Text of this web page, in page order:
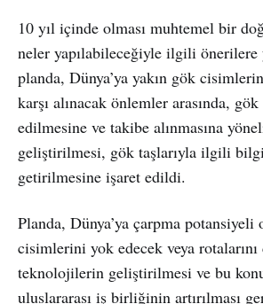
10 yıl içinde olması muhtemel bir
neler yapılabileceğiyle ilgili önerilere
planda, Dünya’ya yakın gök
karşı alınacak önlemler arasında,
edilmesine ve takibe alınmasına
geliştirilmesi, gök taşlarıyla ilgili
getirilmesine işaret edildi.
Planda, Dünya’ya çarpma potansiyeli
cisimlerini yok edecek veya
teknolojilerin geliştirilmesi ve bu
uluslararası iş birliğinin artırılması